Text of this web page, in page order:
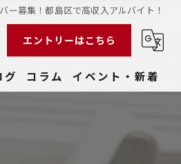
ー募集！都島区で高収入アルバイト！
エントリーはこちら
グ コラム イベント・新着